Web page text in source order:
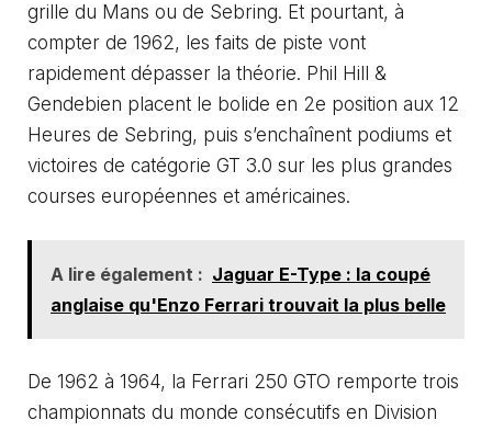
grille du Mans ou de Sebring. Et pourtant, à
compter de 1962, les faits de piste vont
rapidement dépasser la théorie. Phil Hill &
Gendebien placent le bolide en 2e position aux 12
Heures de Sebring, puis s’enchaînent podiums et
victoires de catégorie GT 3.0 sur les plus grandes
courses européennes et américaines.
A lire également : Jaguar E-Type : la coupé
anglaise qu'Enzo Ferrari trouvait la plus belle
De 1962 à 1964, la Ferrari 250 GTO remporte trois
championnats du monde consécutifs en Division